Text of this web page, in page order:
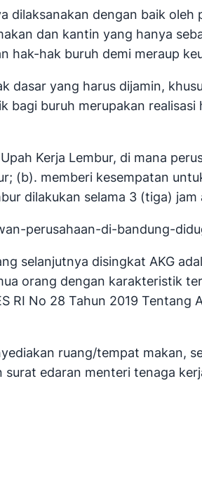
dilaksanakan dengan baik
dan kantin yang hanya
hak-hak buruh demi meraup
yang harus dijamin,
buruh merupakan
Kerja Lembur, di mana
(b). memberi kesempatan
dilakukan selama 3 (tiga) jam
perusahaan-di-bandung-
selanjutnya disingkat AKG
orang dengan karakteristik
RI No 28 Tahun 2019
ruang/tempat makan,
edaran menteri tenaga